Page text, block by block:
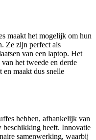
maakt het mogelijk om hun
Ze zijn perfect als
van een laptop. Het
het tweede en derde
en maakt dus snelle
hebben, afhankelijk van
beschikking heeft. Innovatie
samenwerking, waarbij